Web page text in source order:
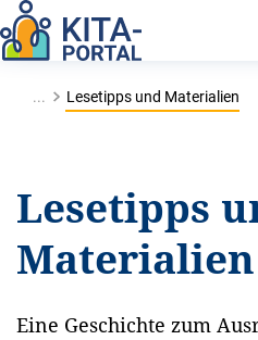
... Lesetipps und Materialien
Lesetipps
Materialien
Eine Geschichte zum